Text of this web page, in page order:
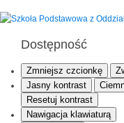
Dostępność
Zmniejsz czcionkę
Jasny kontrast
Resetuj kontrast
Nawigacja klawiaturą